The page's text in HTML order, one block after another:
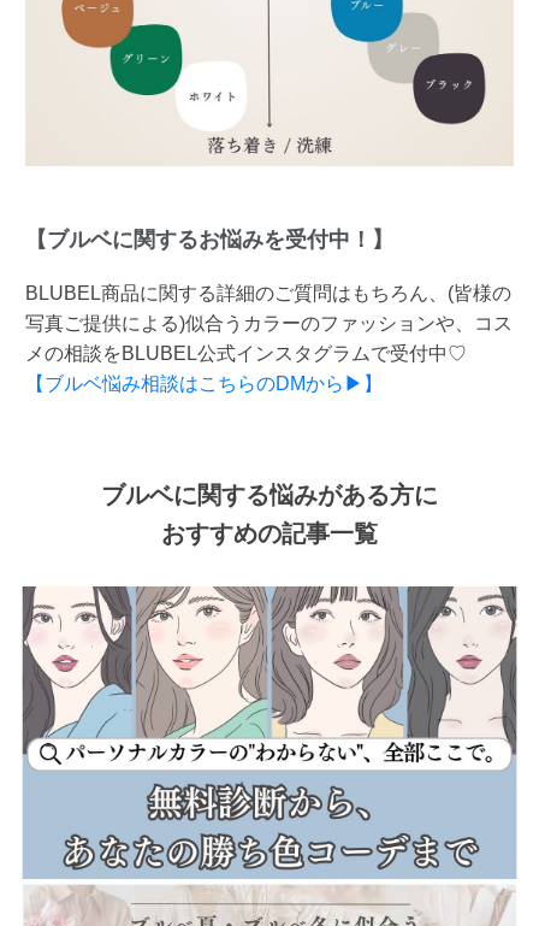
【ブルベに関するお悩みを受付中！】
BLUBEL商品に関する詳細のご質問はもちろん、(皆様の
写真ご提供による)似合うカラーのファッションや、コス
メの相談をBLUBEL公式インスタグラムで受付中♡
【ブルベ悩み相談はこちらのDMから▶】
ブルベに関する悩みがある方に
おすすめの記事一覧